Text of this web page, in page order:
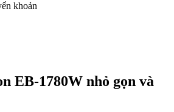
khoản
EB-1780W nhỏ gọn và